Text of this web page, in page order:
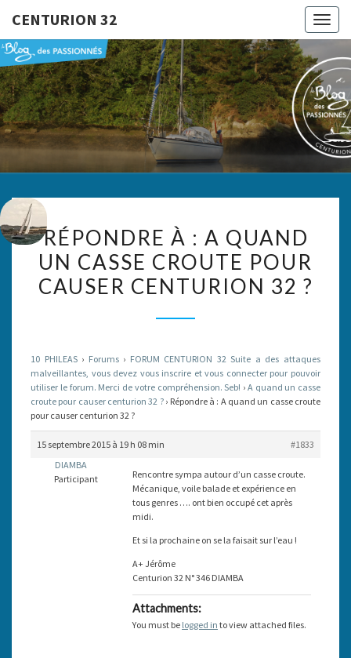
CENTURION 32
32
Le Blog
Des
Passionnés
À :
A
QUAND
POUR
CAUSER
CENTURION
32
RÉPONDRE À : A QUAND
UN CASSE CROUTE POUR
CAUSER CENTURION 32 ?
10 PHILEAS › Forums › FORUM CENTURION 32 Suite a des attaques
malveillantes, vous devez vous inscrire et vous connecter pour pouvoir
utiliser le forum. Merci de votre compréhension. Seb! › A quand un casse
croute pour causer centurion 32 ? › Répondre à : A quand un casse croute
pour causer centurion 32 ?
15 septembre 2015 à 19 h 08 min
#1833
DIAMBA
Participant
Rencontre sympa autour d’un casse croute.
Mécanique, voile balade et expérience en
tous genres …. ont bien occupé cet après
midi.
Et si la prochaine on se la faisait sur l’eau !
A+ Jérôme
Centurion 32 N° 346 DIAMBA
Attachments:
You must be logged in to view attached files.